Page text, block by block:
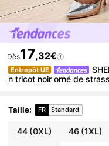
Dès17,32€
Entrepôt UE
n tricot noir orné de
Taille: FR Standard
44(0XL) 46 (1XL)